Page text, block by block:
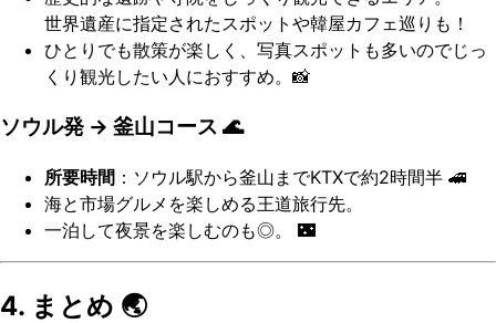
世界遺産に指定されたスポットや韓屋カフェ巡りも！
ひとりでも散策が楽しく、写真スポットも多いのでじっ
くり観光したい人におすすめ。📸
ソウル発 → 釜山コース 🌊
所要時間 ：ソウル駅から釜山までKTXで約2時間半 🚄
海と市場グルメを楽しめる王道旅行先。
一泊して夜景を楽しむのも◎。 🌃
4. まとめ 🌏